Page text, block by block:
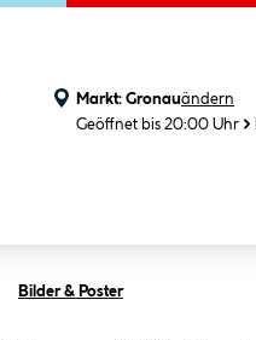
Markt: Gronauändern
Geöffnet bis 20:00 Uhr
Bilder & Poster